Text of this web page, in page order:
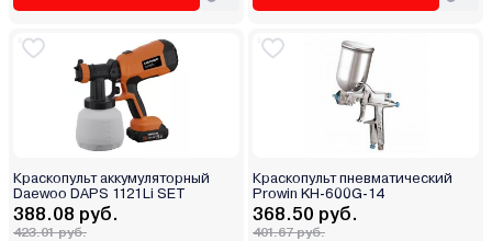
Краскопульт аккумуляторный
Daewoo DAPS 1121Li SET
388.08 руб.
423.01 руб.
Краскопульт пневматический
Prowin KH-600G-14
368.50 руб.
401.67 руб.